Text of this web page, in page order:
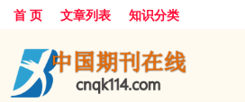
首 页 文章列表 知识分类